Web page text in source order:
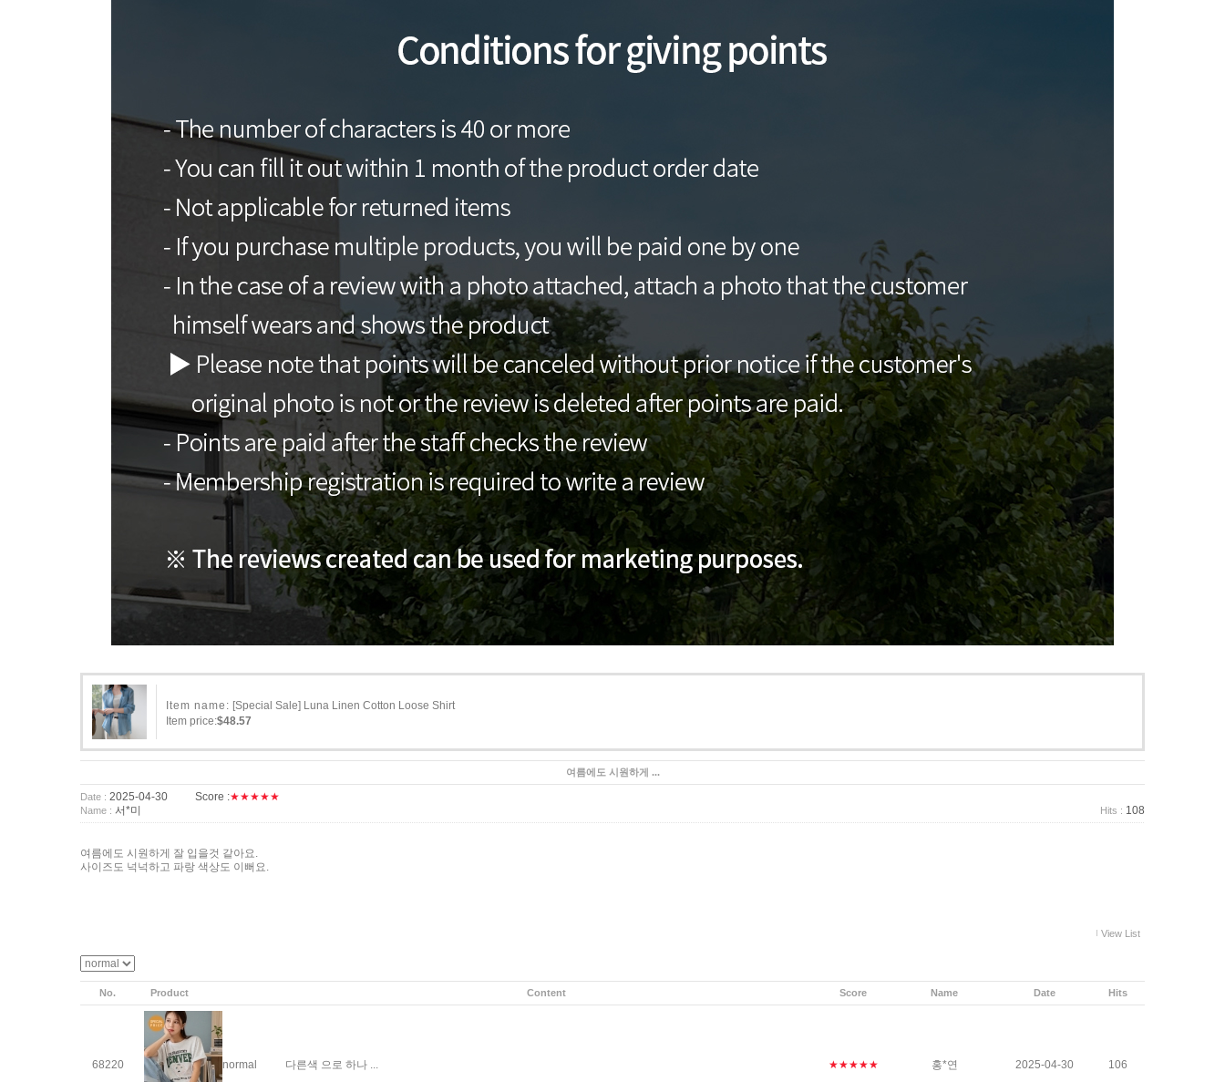
Item name: [Special Sale] Luna Linen Cotton Loose Shirt
Item price:$48.57
여름에도 시원하게 ...
Date : 2025-04-30 Score :★★★★★
Name : 서*미 Hits : 108
여름에도 시원하게 잘 입을것 같아요.
사이즈도 넉넉하고 파랑 색상도 이뻐요.
View List
No. Product Content Score Name Date Hits
68220 normal 다른색 으로 하나 ... ★★★★★ 홍*연 2025-04-30 106